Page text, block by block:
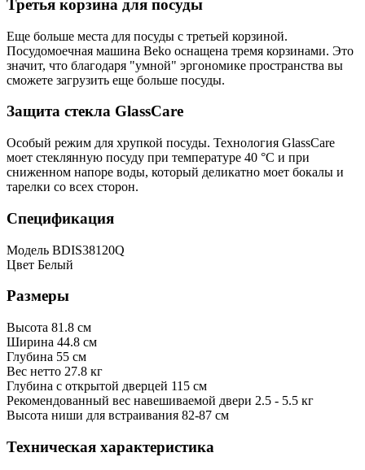
Третья корзина для посуды
Еще больше места для посуды с третьей корзиной.
Посудомоечная машина Beko оснащена тремя корзинами. Это
значит, что благодаря "умной" эргономике пространства вы
сможете загрузить еще больше посуды.
Защита стекла GlassCare
Особый режим для хрупкой посуды. Технология GlassCare
моет стеклянную посуду при температуре 40 °C и при
сниженном напоре воды, который деликатно моет бокалы и
тарелки со всех сторон.
Cпецификация
Модель BDIS38120Q
Цвет Белый
Размеры
Высота 81.8 см
Ширина 44.8 см
Глубина 55 см
Вес нетто 27.8 кг
Глубина с открытой дверцей 115 см
Рекомендованный вес навешиваемой двери 2.5 - 5.5 кг
Высота ниши для встраивания 82-87 см
Техническая характеристика